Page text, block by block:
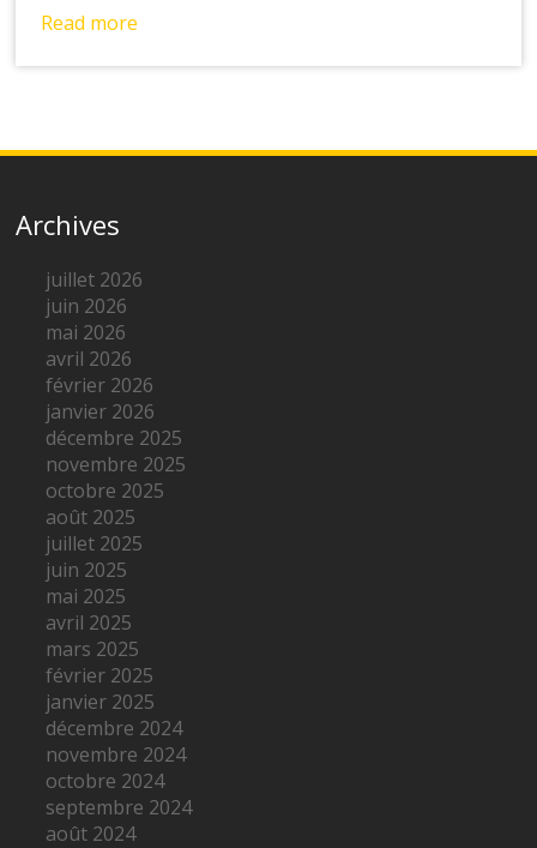
Read more
Archives
juillet 2026
juin 2026
mai 2026
avril 2026
février 2026
janvier 2026
décembre 2025
novembre 2025
octobre 2025
août 2025
juillet 2025
juin 2025
mai 2025
avril 2025
mars 2025
février 2025
janvier 2025
décembre 2024
novembre 2024
octobre 2024
septembre 2024
août 2024